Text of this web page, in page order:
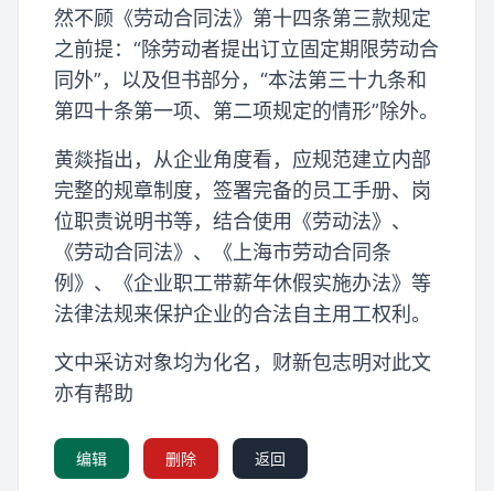
然不顾《劳动合同法》第十四条第三款规定
之前提：“除劳动者提出订立固定期限劳动合
同外”，以及但书部分，“本法第三十九条和
第四十条第一项、第二项规定的情形”除外。
黄燚指出，从企业角度看，应规范建立内部
完整的规章制度，签署完备的员工手册、岗
位职责说明书等，结合使用《劳动法》、
《劳动合同法》、《上海市劳动合同条
例》、《企业职工带薪年休假实施办法》等
法律法规来保护企业的合法自主用工权利。
文中采访对象均为化名，财新包志明对此文
亦有帮助
编辑 删除 返回